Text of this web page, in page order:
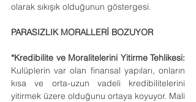
olarak sıkışık olduğunun göstergesi.
PARASIZLIK MORALLERİ BOZUYOR
*Kredibilite ve Moralitelerini Yitirme Tehlikesi:
Kulüplerin var olan finansal yapıları, onların
kısa ve orta-uzun vadeli kredibilitelerini
yitirmek üzere olduğunu ortaya koyuyor. Mali